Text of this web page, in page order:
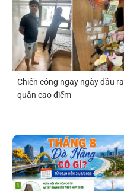
Chiến công ngay ngày đầu ra
quân cao điểm